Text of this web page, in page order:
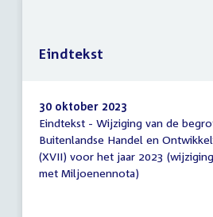
Eindtekst
30 oktober 2023
Eindtekst - Wijziging van de
Buitenlandse Handel en
(XVII) voor het jaar 2023
met Miljoenennota)
Eindtekst